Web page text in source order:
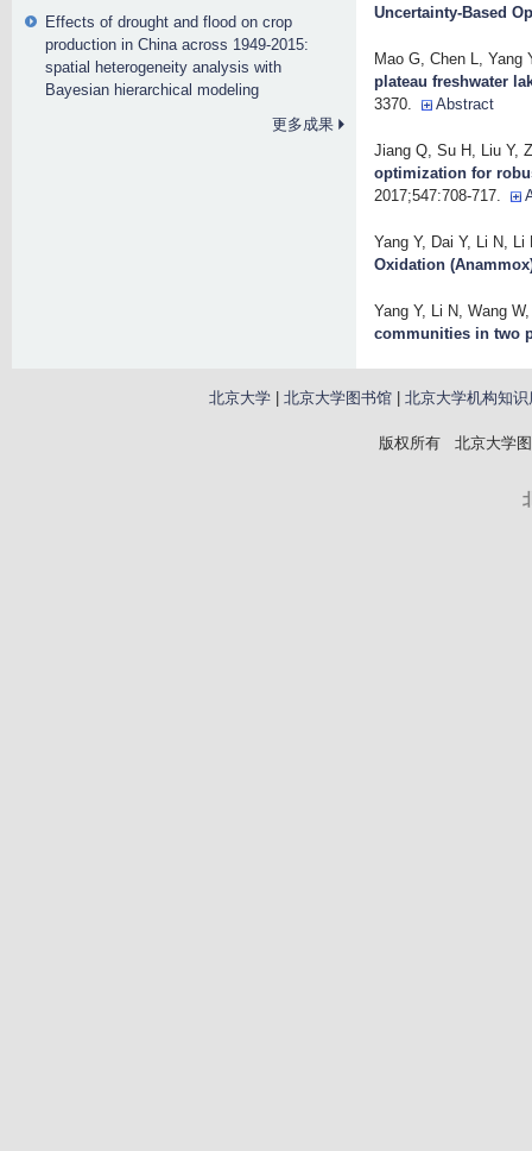
Uncertainty-Based
Mao G, Chen L, Yang
plateau freshwater
3370.
Abstract
Jiang Q, Su H, Liu Y,
optimization for
2017;547:708-717.
Yang Y, Dai Y, Li N,
Oxidation
Yang Y, Li N, Wang
communities in two
Effects of drought and flood on crop
production in China across 1949-2015:
spatial heterogeneity analysis with
Bayesian hierarchical modeling
更多成果
北京大学 | 北京大学图书馆 | 北京大学机构知识
版权所有 北京大学